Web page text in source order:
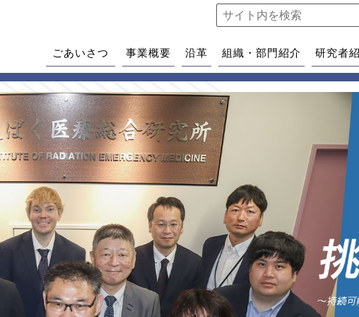
ごあいさつ 事業概要 沿革 組織・部門紹介 研究者